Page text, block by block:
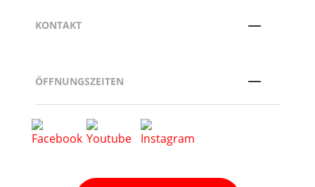
KONTAKT
ÖFFNUNGSZEITEN